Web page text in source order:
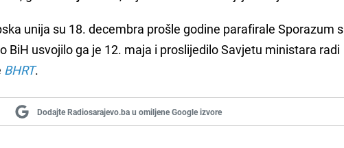
unija su 18. decembra prošle godine parafirale Sporazum s
BiH usvojilo ga je 12. maja i proslijedilo Savjetu ministara radi
BHRT.
Dodajte Radiosarajevo.ba u omiljene Google izvore